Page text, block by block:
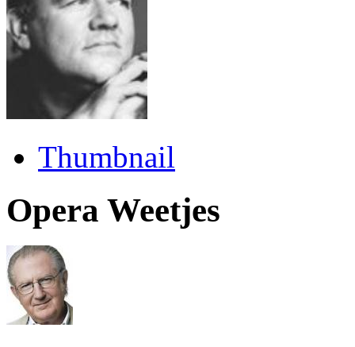
Thumbnail
Opera Weetjes